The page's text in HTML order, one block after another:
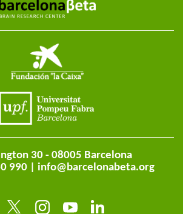
30 - 08005 Barcelona
990 | info@barcelonabeta.org